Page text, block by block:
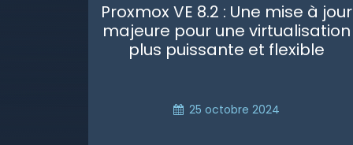
Proxmox VE 8.2 : Une mise à jour
majeure pour une virtualisation
plus puissante et flexible
25 octobre 2024